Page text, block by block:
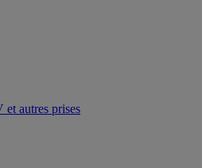
et autres prises